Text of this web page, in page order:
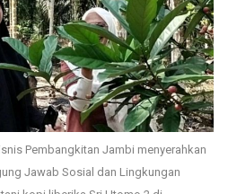
Pembangkitan Jambi menyerahkan
Jawab Sosial dan Lingkungan